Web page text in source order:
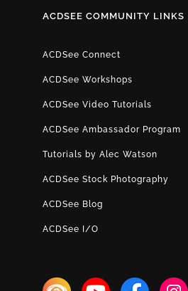
ACDSEE COMMUNITY LINKS
ACDSee Connect
ACDSee Workshops
ACDSee Video Tutorials
ACDSee Ambassador Program
Tutorials by Alec Watson
ACDSee Stock Photography
ACDSee Blog
ACDSee I/O